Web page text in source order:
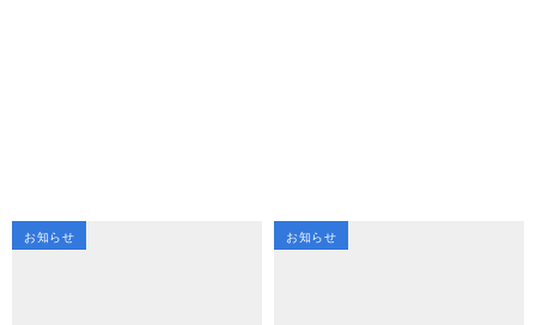
お知らせ お知らせ